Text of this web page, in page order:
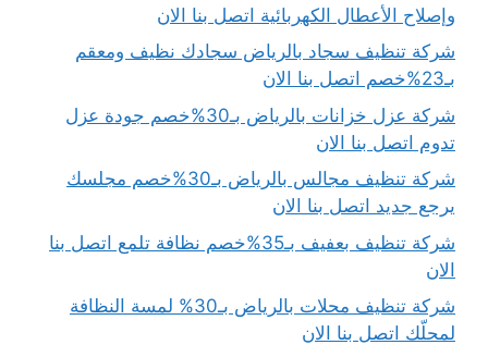
وإصلاح الأعطال الكهربائية اتصل بنا الان
شركة تنظيف سجاد بالرياض سجادك نظيف ومعقم
بـ23%خصم اتصل بنا الان
شركة عزل خزانات بالرياض بـ30%خصم جودة عزل
تدوم اتصل بنا الان
شركة تنظيف مجالس بالرياض بـ30%خصم مجلسك
يرجع جديد اتصل بنا الان
شركة تنظيف بعفيف بـ35%خصم نظافة تلمع اتصل بنا
الان
شركة تنظيف محلات بالرياض بـ30% لمسة النظافة
لمحلّك اتصل بنا الان